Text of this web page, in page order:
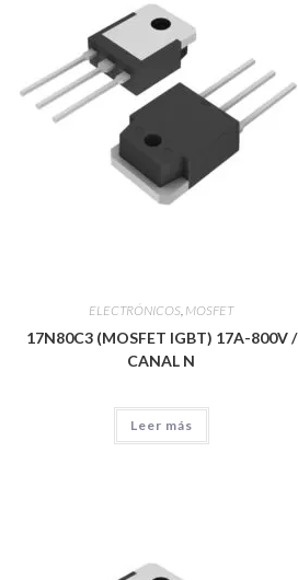
ELECTRÓNICOS MOSFET
17N80C3 (MOSFET IGBT) 17A-800V /
CANAL N
Leer más